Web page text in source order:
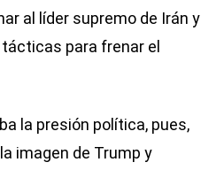
al líder supremo de Irán y
para frenar el
la presión política, pues,
imagen de Trump y